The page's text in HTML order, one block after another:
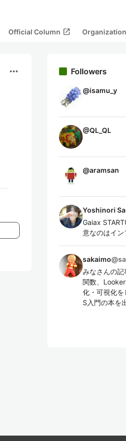
Official Column open_in_new Organization
more_horiz Followers
@isamu_y
@QL_QL
@aramsan
Yoshinori
Gaiax
意なのはイン
sakaimo@
みなさんの
関数、
化・可視化
S入門の本